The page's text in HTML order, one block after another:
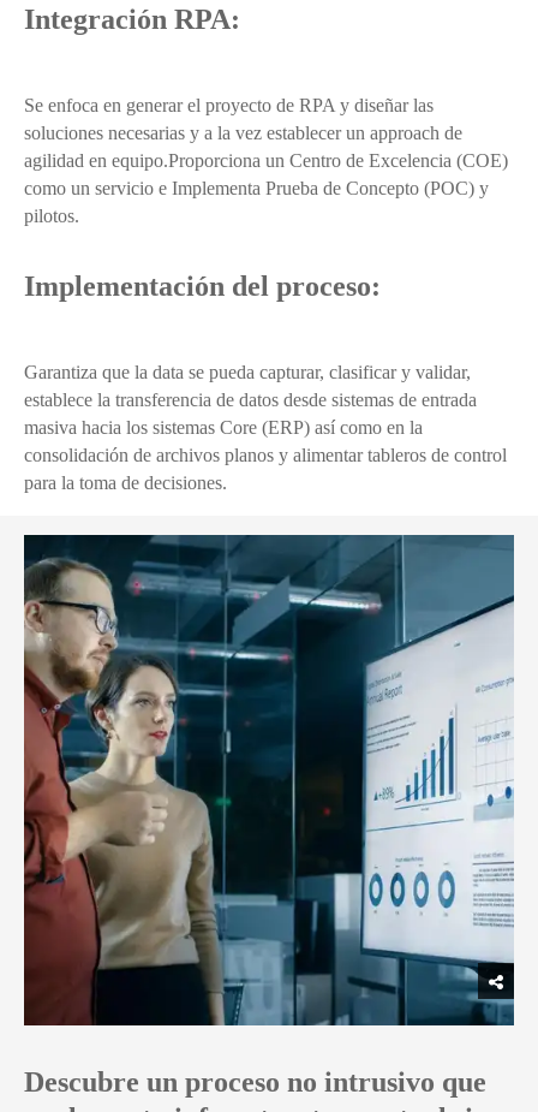
Integración RPA:
Se enfoca en generar el proyecto de RPA y diseñar las
soluciones necesarias y a la vez establecer un approach de
agilidad en equipo.Proporciona un Centro de Excelencia (COE)
como un servicio e Implementa Prueba de Concepto (POC) y
pilotos.
Implementación del proceso:
Garantiza que la data se pueda capturar, clasificar y validar,
establece la transferencia de datos desde sistemas de entrada
masiva hacia los sistemas Core (ERP) así como en la
consolidación de archivos planos y alimentar tableros de control
para la toma de decisiones.
Descubre un proceso no intrusivo que